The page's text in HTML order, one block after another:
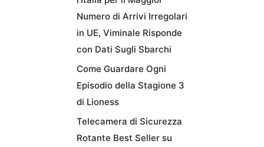
Numero di Arrivi Irregolari
in UE, Viminale Risponde
con Dati Sugli Sbarchi
Come Guardare Ogni
Episodio della Stagione 3
di Lioness
Telecamera di Sicurezza
Rotante Best Seller su